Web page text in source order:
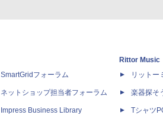
SmartGridフォーラム
ネットショップ担当者フォーラム
Impress Business Library
Rittor Music
リットー
楽器探そ
Tシャツ